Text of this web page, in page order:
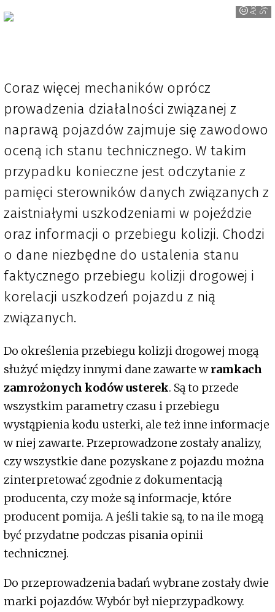
A
x
e
s
S
y
s
t
e
Coraz więcej mechaników oprócz
prowadzenia działalności związanej z
naprawą pojazdów zajmuje się zawodowo
oceną ich stanu technicznego. W takim
przypadku konieczne jest odczytanie z
pamięci sterowników danych związanych z
zaistniałymi uszkodzeniami w pojeździe
oraz informacji o przebiegu kolizji. Chodzi
o dane niezbędne do ustalenia stanu
faktycznego przebiegu kolizji drogowej i
korelacji uszkodzeń pojazdu z nią
związanych.
Do określenia przebiegu kolizji drogowej mogą
służyć między innymi dane zawarte wramkach
zamrożonych kodów usterek. Są to przede
wszystkim parametry czasu i przebiegu
wystąpienia kodu usterki, ale też inne informacje
w niej zawarte. Przeprowadzone zostały analizy,
czy wszystkie dane pozyskane z pojazdu można
zinterpretować zgodnie z dokumentacją
producenta, czy może są informacje, które
producent pomija. A jeśli takie są, to na ile mogą
być przydatne podczas pisania opinii
technicznej.
Do przeprowadzenia badań wybrane zostały dwie
marki pojazdów. Wybór był nieprzypadkowy.